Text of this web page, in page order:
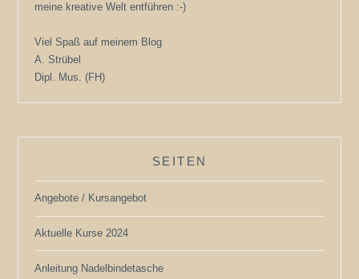
meine kreative Welt entführen :-)
Viel Spaß auf meinem Blog
A. Strübel
Dipl. Mus. (FH)
SEITEN
Angebote / Kursangebot
Aktuelle Kurse 2024
Anleitung Nadelbindetasche